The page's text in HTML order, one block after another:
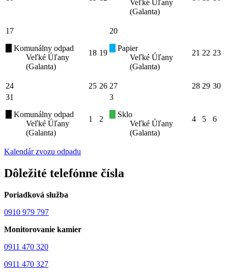
Veľké Úľany
(Galanta)
17
Komunálny odpad
Veľké Úľany
(Galanta)
18 19
20
Papier
Veľké Úľany
(Galanta)
21 22 23
24 25 26 27 28 29 30
31
Komunálny odpad
Veľké Úľany
(Galanta)
1 2
3
Sklo
Veľké Úľany
(Galanta)
4 5 6
Kalendár zvozu odpadu
Dôležité telefónne čísla
Poriadková služba
0910 979 797
Monitorovanie kamier
0911 470 320
0911 470 327